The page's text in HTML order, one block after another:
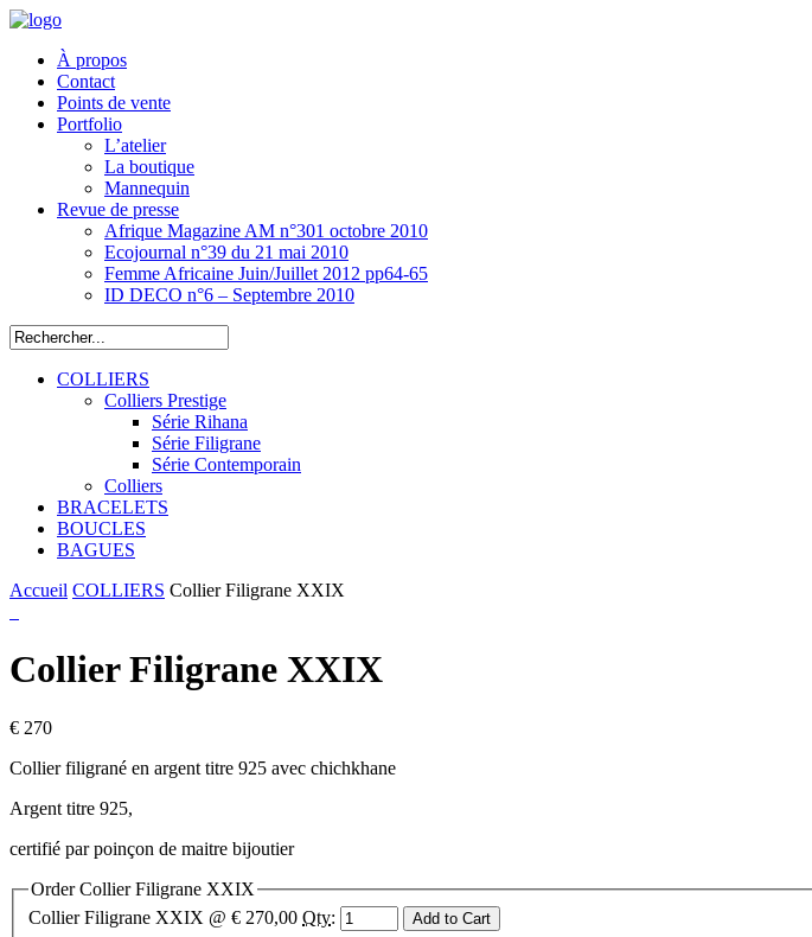
À propos
Contact
Points de vente
Portfolio
L’atelier
La boutique
Mannequin
Revue de presse
Afrique Magazine AM n°301 octobre 2010
Ecojournal n°39 du 21 mai 2010
Femme Africaine Juin/Juillet 2012 pp64-65
ID DECO n°6 – Septembre 2010
COLLIERS
Colliers Prestige
Série Rihana
Série Filigrane
Série Contemporain
Colliers
BRACELETS
BOUCLES
BAGUES
Accueil COLLIERS Collier Filigrane XXIX
Collier Filigrane XXIX
€ 270
Collier filigrané en argent titre 925 avec chichkhane
Argent titre 925,
certifié par poinçon de maitre bijoutier
Order Collier Filigrane XXIX
Collier Filigrane XXIX @ € 270,00 Qty: